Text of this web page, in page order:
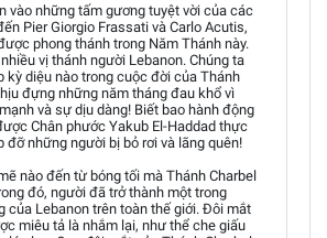
vào những tấm gương tuyệt vời của các
Pier Giorgio Frassati và Carlo Acutis,
phong thánh trong Năm Thánh này.
vị thánh người Lebanon. Chúng ta
kỳ diệu nào trong cuộc đời của Thánh
đựng những năm tháng đau khổ vì
và sự dịu dàng! Biết bao hành động
Chân phước Yakub El-Haddad thực
đỡ những người bị bỏ rơi và lãng quên!
nào đến từ bóng tối mà Thánh Charbel
đó, người đã trở thành một trong
của Lebanon trên toàn thế giới. Đôi mắt
miêu tả là nhắm lại, như thể che giấu